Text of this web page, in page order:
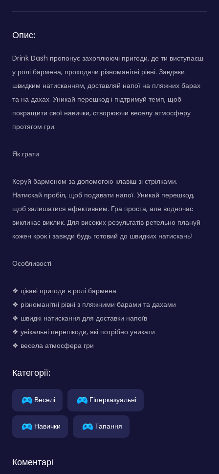
Опис:
Drink Dash пропонує захоплюючі пригоди, де ти виступаєш
у ролі бармена, проходячи різноманітні рівні. Завдяки
швидким натисканням, доставляй напої на пляжних барах
та на дахах. Уникай перешкод і підтримуй темп, щоб
покращити свої навички, створюючи веселу атмосферу
протягом гри.
Як грати
Керуй барменом за допомогою клавіш зі стрілками.
Натискай пробіл, щоб подавати напої. Уникай перешкод,
щоб залишатися ефективним. Гра проста, але водночас
викликає виклик. Для високих результатів ретельно плануй
кожен крок і завжди будь готовий до швидких натискань!
Особливості
❖ цікаві пригоди в ролі бармена
❖ різноманітні рівні з пляжними барами та дахами
❖ швидкі натискання для доставки напоїв
❖ унікальні перешкоди, які потрібно уникати
❖ весела атмосфера гри
Категорії:
Веселі Гіперказуальні
Навички Тапання
Коментарі